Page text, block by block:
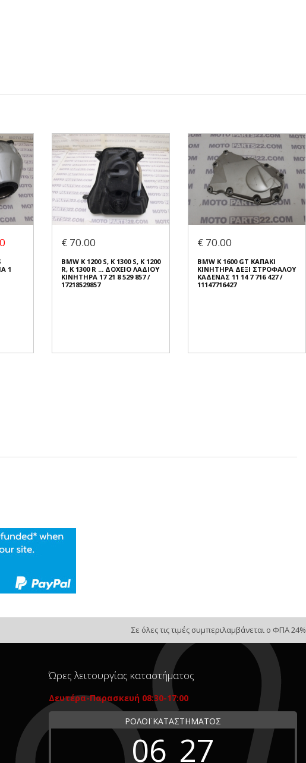
1
€ 70.00
BMW K 1200 S, K 1300 S, K 1200
R, K 1300 R ... ΔΟΧΕΙΟ ΛΑΔΙΟΥ
ΚΙΝΗΤΗΡΑ 17 21 8 529 857 /
17218529857
€ 70.00
BMW K 1600 GT ΚΑΠΑΚΙ
ΚΙΝΗΤΗΡΑ ΔΕΞΙ ΣΤΡΟΦΑΛΟΥ
ΚΑΔΕΝΑΣ 11 14 7 716 427 /
11147716427
Σε όλες τις τιμές συμπεριλαμβάνεται ο ΦΠΑ 24%
Ώρες λειτουργίας καταστήματος
Δευτέρα-Παρασκευή 08:30-17:00
ΡΟΛΟΪ ΚΑΤΑΣΤΗΜΑΤΟΣ
06 27